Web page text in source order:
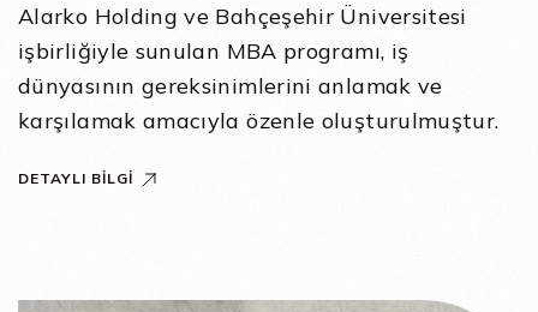
Alarko Holding ve Bahçeşehir Üniversitesi
işbirliğiyle sunulan MBA programı, iş
dünyasının gereksinimlerini anlamak ve
karşılamak amacıyla özenle oluşturulmuştur.
DETAYLI BILGI